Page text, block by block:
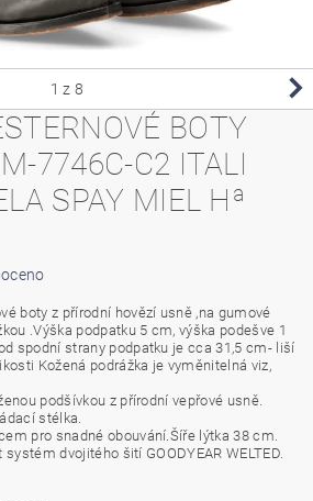
1 z 8
BOTY
7746C-C2 ITALI
SPAY MIEL Hª
boty z přírodní hovězí usně ,na gumové
.Výška podpatku 5 cm, výška podešve 1
spodní strany podpatku je cca 31,5 cm- liší
Kožená podrážka je vyměnitelná viz,
podšívkou z přírodní vepřové usně.
stélka.
pro snadné obouvání.Šíře lýtka 38 cm.
dvojitého šití GOODYEAR WELTED.